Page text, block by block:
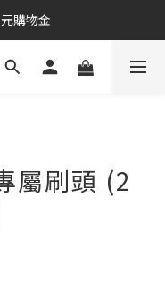
購物金
屬刷頭 (2